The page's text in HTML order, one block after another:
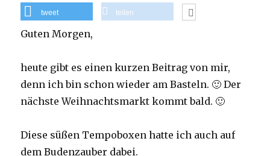
tweet teilen
Guten Morgen,
heute gibt es einen kurzen Beitrag von mir,
denn ich bin schon wieder am Basteln. 🙂 Der
nächste Weihnachtsmarkt kommt bald. 🙂
Diese süßen Tempoboxen hatte ich auch auf
dem Budenzauber dabei.